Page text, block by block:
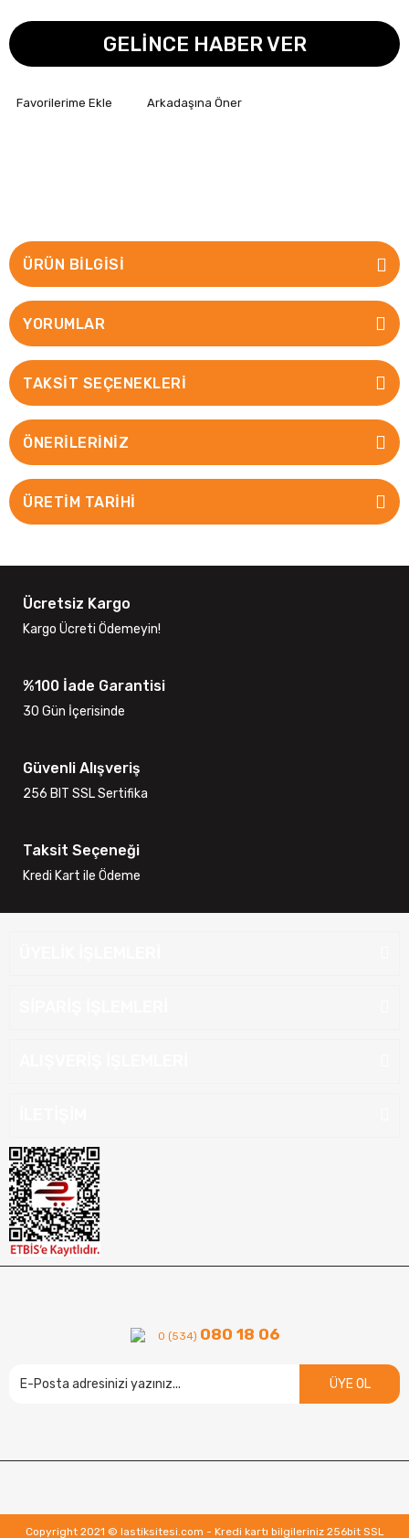
GELİNCE HABER VER
Arkadaşına Öner
ÜRÜN BILGISI
YORUMLAR
TAKSIT SEÇENEKLERI
ÖNERILERINIZ
ÜRETİM TARİHİ
Ücretsiz Kargo
Kargo Ücreti Ödemeyin!
%100 İade Garantisi
30 Gün İçerisinde
Güvenli Alışveriş
256 BIT SSL Sertifika
Taksit Seçeneği
Kredi Kart ile Ödeme
0 (534) 080 18 06
ÜYE OL
Copyright 2021 © lastiksitesi.com - Kredi kartı bilgileriniz 256bit SSL